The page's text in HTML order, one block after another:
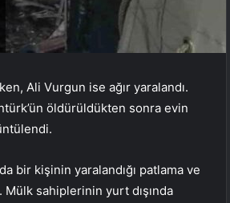
Ali Vurgun ise ağır yaralandı.
öldürüldükten sonra evin
bir kişinin yaralandığı patlama ve
Mülk sahiplerinin yurt dışında